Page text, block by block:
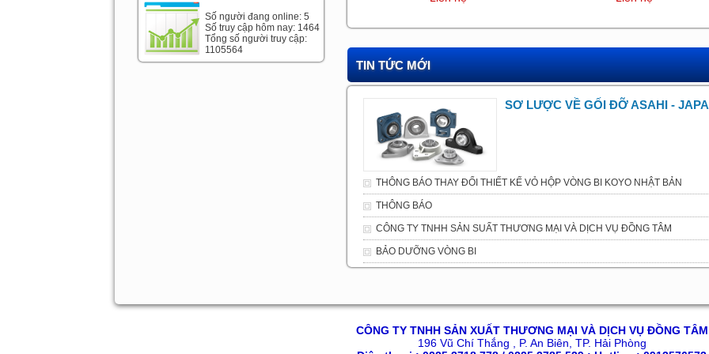
Số người đang online: 5
Số truy cập hôm nay: 1464
Tổng số người truy cập:
1105564
TIN TỨC MỚI
SƠ LƯỢC VỀ GỐI ĐỠ ASAHI -
THÔNG BÁO THAY ĐỔI THIẾT KẾ VỎ HỘP VÒNG BI KOYO NHẬT BẢN
THÔNG BÁO
CÔNG TY TNHH SẢN SUẤT THƯƠNG MẠI VÀ DỊCH VỤ ĐỒNG TÂM
BẢO DƯỠNG VÒNG BI
CÔNG TY TNHH SẢN XUẤT THƯƠNG MẠI VÀ DỊCH VỤ ĐỒNG TÂM
196 Vũ Chí Thắng , P. An Biên, TP. Hải Phòng